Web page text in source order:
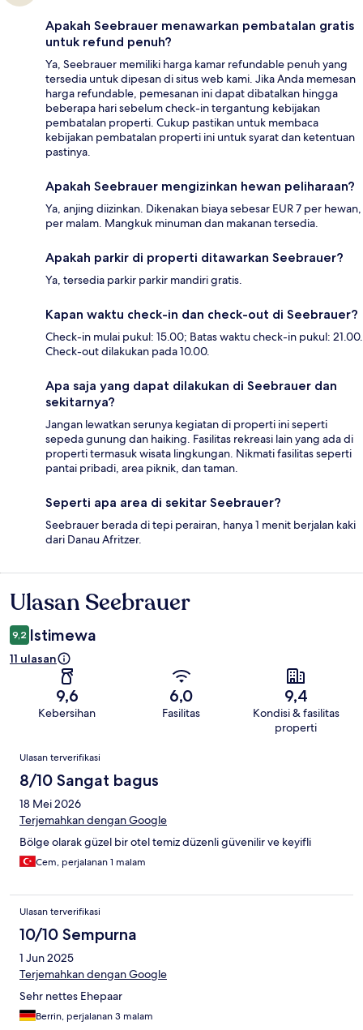
Apakah Seebrauer menawarkan pembatalan gratis
untuk refund penuh?
Ya, Seebrauer memiliki harga kamar refundable penuh yang
tersedia untuk dipesan di situs web kami. Jika Anda memesan
harga refundable, pemesanan ini dapat dibatalkan hingga
beberapa hari sebelum check-in tergantung kebijakan
pembatalan properti. Cukup pastikan untuk membaca
kebijakan pembatalan properti ini untuk syarat dan ketentuan
pastinya.
Apakah Seebrauer mengizinkan hewan peliharaan?
Ya, anjing diizinkan. Dikenakan biaya sebesar EUR 7 per hewan,
per malam. Mangkuk minuman dan makanan tersedia.
Apakah parkir di properti ditawarkan Seebrauer?
Ya, tersedia parkir parkir mandiri gratis.
Kapan waktu check-in dan check-out di Seebrauer?
Check-in mulai pukul: 15.00; Batas waktu check-in pukul: 21.00.
Check-out dilakukan pada 10.00.
Apa saja yang dapat dilakukan di Seebrauer dan
sekitarnya?
Jangan lewatkan serunya kegiatan di properti ini seperti
sepeda gunung dan haiking. Fasilitas rekreasi lain yang ada di
properti termasuk wisata lingkungan. Nikmati fasilitas seperti
pantai pribadi, area piknik, dan taman.
Seperti apa area di sekitar Seebrauer?
Seebrauer berada di tepi perairan, hanya 1 menit berjalan kaki
dari Danau Afritzer.
Ulasan
Ulasan Seebrauer
9,2 Istimewa
11 ulasan
9,6
Kebersihan
6,0
Fasilitas
9,4
Kondisi & fasilitas
properti
Ulasan
Ulasan terverifikasi
8/10 Sangat bagus
18 Mei 2026
Terjemahkan dengan Google
Bölge olarak güzel bir otel temiz düzenli güvenilir ve keyifli
Cem, perjalanan 1 malam
Ulasan terverifikasi
10/10 Sempurna
1 Jun 2025
Terjemahkan dengan Google
Sehr nettes Ehepaar
Berrin, perjalanan 3 malam